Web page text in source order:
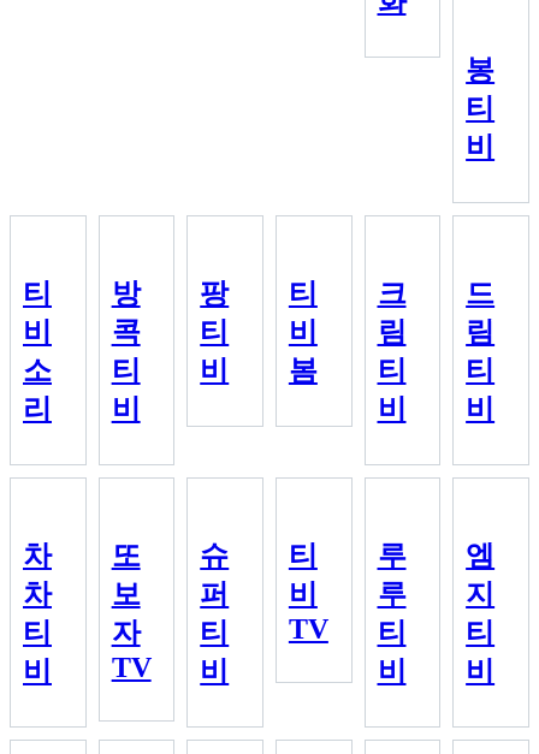
봉
티
비
티
비
소
리
방
콕
티
비
팡
티
비
티
비
봄
크
림
티
비
드
림
티
비
차
차
티
비
또
보
자
TV
슈
퍼
티
비
티
비
TV
루
루
티
비
엠
지
티
비